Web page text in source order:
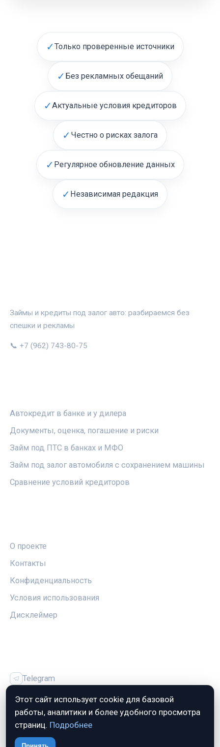
✓Только проверенные источники
✓ Без рекламных обещаний
✓Актуальные условия кредиторов
✓ Честно о рисках залога
✓ Регулярное обновление данных
✓ Независимая редакция
Займы и кредиты под залог авто: разбираемся без
спешки и рекламы
📞 +7 (962) 743-80-75
Автокредит в банке и у дилера
Документы, оценка, погашение и риски
Займ под ПТС в банках и МФО
Займ под залог автомобиля с сохранением машины
Сравнение условий кредиторов
О проекте
Контакты
Конфиденциальность
Условия использования
Дисклеймер
Telegram
Vk
Этот сайт использует cookie для базовой
работы, аналитики и более удобного просмотра
страниц. Подробнее